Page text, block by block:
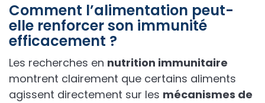
Comment l’alimentation peut-
elle renforcer son immunité
efficacement ?
Les recherches en nutrition immunitaire
montrent clairement que certains aliments
agissent directement sur les mécanismes de